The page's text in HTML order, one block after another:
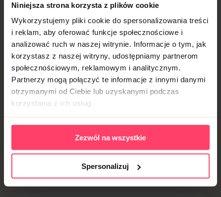
Niniejsza strona korzysta z plików cookie
Wykorzystujemy pliki cookie do spersonalizowania treści
i reklam, aby oferować funkcje społecznościowe i
analizować ruch w naszej witrynie. Informacje o tym, jak
korzystasz z naszej witryny, udostępniamy partnerom
społecznościowym, reklamowym i analitycznym.
Partnerzy mogą połączyć te informacje z innymi danymi
otrzymanymi od Ciebie lub uzyskanymi podczas
korzystania z ich usług.
Zezwól na wszystkie
Spersonalizuj
Lubisz wygodę?
Wypróbuj naszą
aplikację!
W Republice Smakoszy chcemy upraszczać Ci życie,
wystarczy, że: